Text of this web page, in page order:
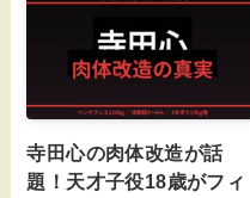
寺田心の肉体改造が話
題！天才子役18歳がフィ